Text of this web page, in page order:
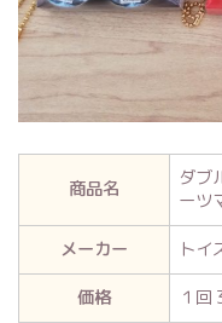
商品名
ダブ
ーツ
メーカー
トイ
価格
１回